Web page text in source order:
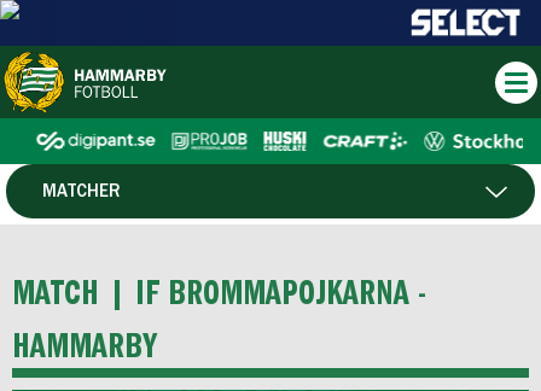
MATCHER
MATCH |
IF BROMMAPOJKARNA -
HAMMARBY